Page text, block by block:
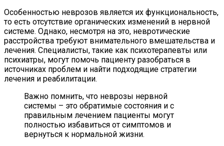
Особенностью неврозов является их функциональность,
то есть отсутствие органических изменений в нервной
системе. Однако, несмотря на это, невротические
расстройства требуют внимательного вмешательства и
лечения. Специалисты, такие как психотерапевты или
психиатры, могут помочь пациенту разобраться в
источниках проблем и найти подходящие стратегии
лечения и реабилитации.
Важно помнить, что неврозы нервной
системы – это обратимые состояния и с
правильным лечением пациенты могут
полностью избавиться от симптомов и
вернуться к нормальной жизни.